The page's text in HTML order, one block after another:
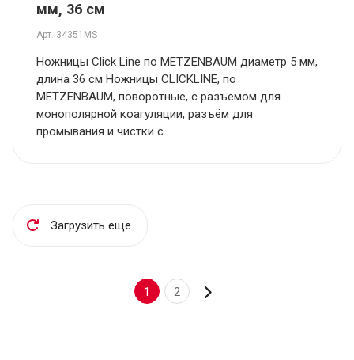
мм, 36 см
Арт. 34351MS
Ножницы Click Line по METZENBAUM диаметр 5 мм,
длина 36 см Ножницы CLICKLINE, по
METZENBAUM, поворотные, с разъемом для
монополярной коагуляции, разъём для
промывания и чистки с...
Загрузить еще
1 2